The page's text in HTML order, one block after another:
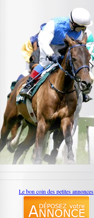
Le bon coin des petites annonces